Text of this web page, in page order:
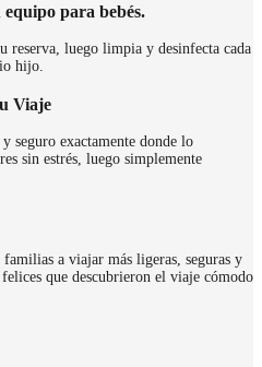
para bebés.
reserva, luego limpia y desinfecta cada
hijo.
Viaje
seguro exactamente donde lo
sin estrés, luego simplemente
a viajar más ligeras, seguras y
que descubrieron el viaje cómodo